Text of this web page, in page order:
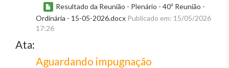
Resultado da Reunião - Plenário - 40ª Reunião -
Ordinária - 15-05-2026.docx Publicado em: 15/05/2026
17:26
Ata:
Aguardando impugnação